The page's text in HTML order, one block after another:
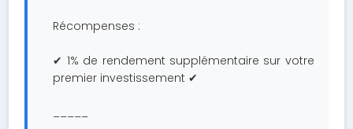
Récompenses :
✔ 1% de rendement supplémentaire sur votre
premier investissement ✔
_____